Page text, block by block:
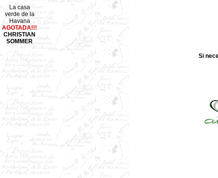
La casa
verde de la
Havana
AGOTADA!!!
CHRISTIAN
SOMMER
Si